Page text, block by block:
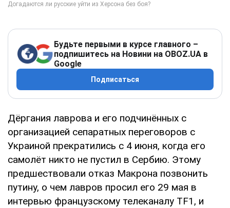
Будьте первыми в курсе главного –
подпишитесь на Новини на OBOZ.UA в
Google
Подписаться
Дёргания лаврова и его подчинённых с
организацией сепаратных переговоров с
Украиной прекратились с 4 июня, когда его
самолёт никто не пустил в Сербию. Этому
предшествовали отказ Макрона позвонить
путину, о чем лавров просил его 29 мая в
интервью французскому телеканалу TF1, и